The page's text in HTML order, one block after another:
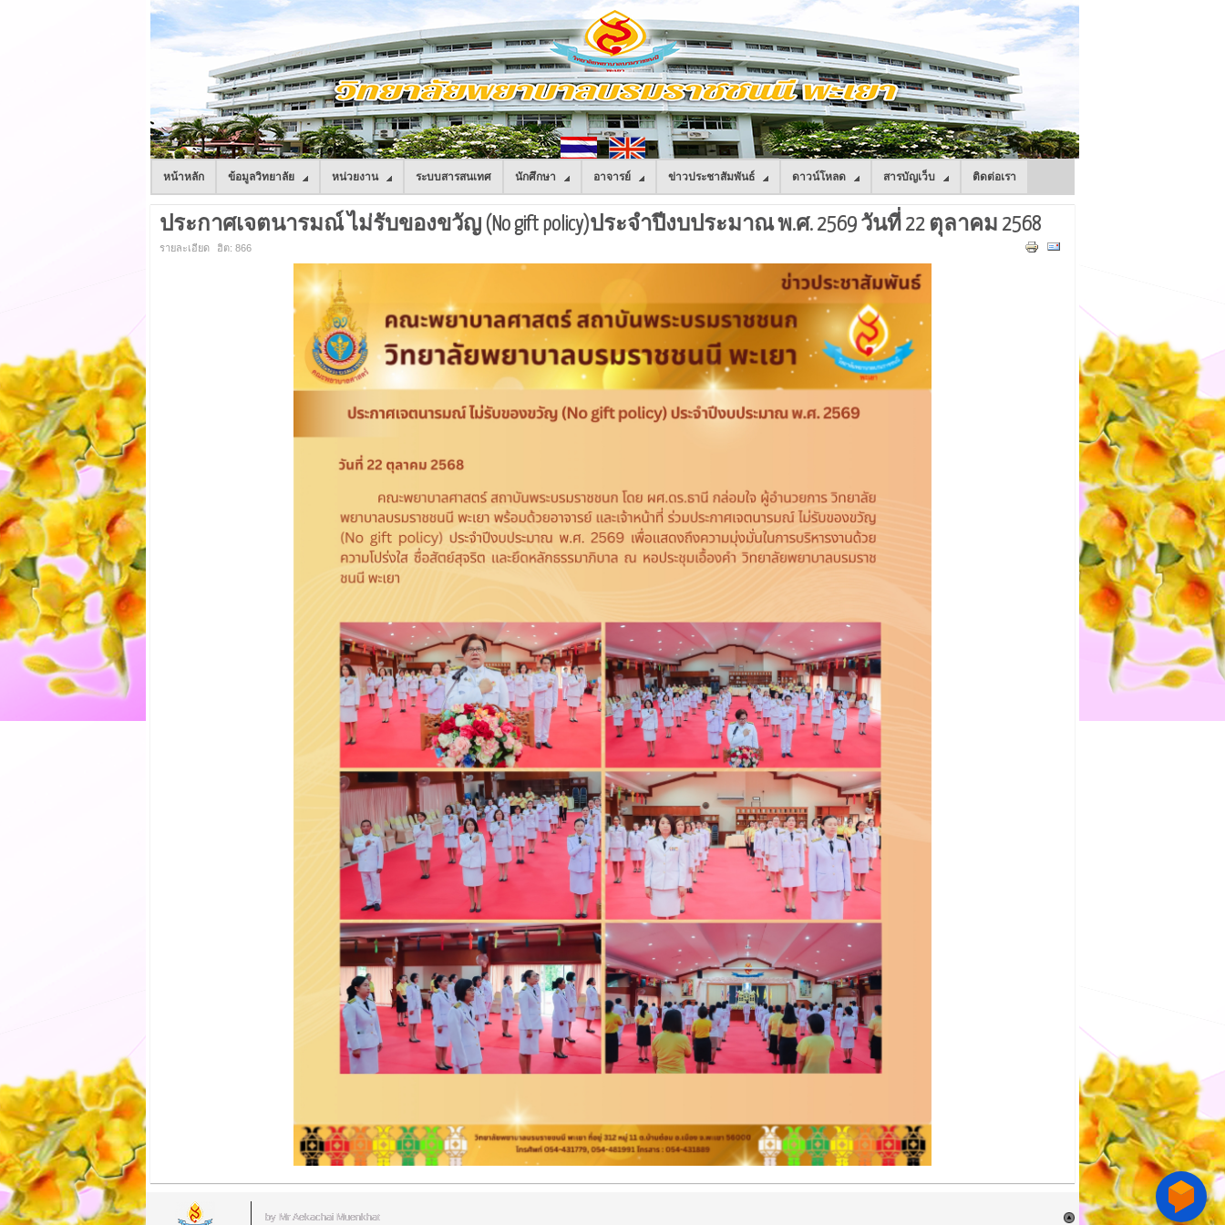
หน้าหลัก ข้อมูลวิทยาลัย หน่วยงาน ระบบสารสนเทศ นักศึกษา อาจารย์ ข่าวประชาสัมพันธ์ ดาวน์โหลด สารบัญเว็บ ติดต่อเรา
ประกาศเจตนารมณ์ ไม่รับของขวัญ (No gift policy)ประจำปีงบประมาณ พ.ศ. 2569 วันที่ 22 ตุลาคม 2568
รายละเอียด ฮิต: 866
by Mr.Aekachai Muenkhat